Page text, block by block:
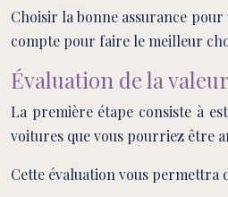
Choisir la bonne assurance
compte pour faire le meilleur
Évaluation de la
La première étape consiste à
voitures que vous pourriez être
Cette évaluation vous permettra